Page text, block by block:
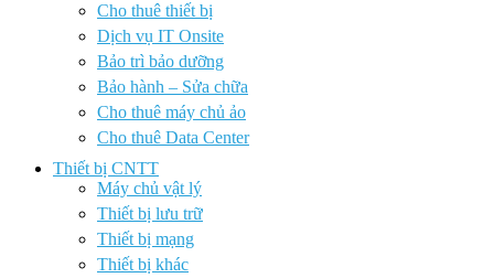
Cho thuê thiết bị
Dịch vụ IT Onsite
Bảo trì bảo dưỡng
Bảo hành – Sửa chữa
Cho thuê máy chủ ảo
Cho thuê Data Center
Thiết bị CNTT
Máy chủ vật lý
Thiết bị lưu trữ
Thiết bị mạng
Thiết bị khác